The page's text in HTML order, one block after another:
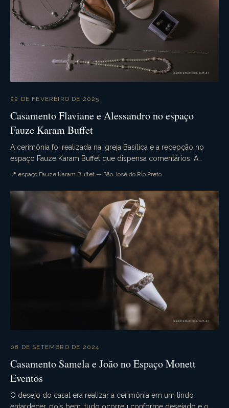
22 DE FEVEREIRO DE 2025
Casamento Flaviane e Alessandro no espaço
Fauze Karam Buffet
A cerimônia foi realizada na Igreja Basílica e a recepção no
espaço Fauze Karam Buffet que dispensa comentários. A
📍 espaço Fauze Karam Buffet — São José do Rio Preto
08 DE SETEMBRO DE 2024
Casamento Samela e João no Espaço Monett
Eventos
O desejo do casal era realizar a cerimônia em um lindo